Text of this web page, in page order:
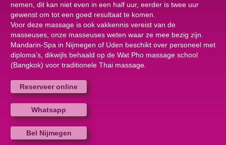
nemen, dit kan niet even in een half uur, eerder is twee uur
gewenst om tot een goed resultaat te komen.
Voor deze massage is ook vakkennis vereist van de
masseuses, onze masseuses weten waar ze mee bezig zijn.
Mandarin-Spa in Nijmegen of Uden beschikt over personeel met
diploma’s, dikwijls behaald op de Wat Pho massage school
(Bangkok) voor traditionele Thai massage.
Reserveer online
Whatsapp
Bel Nijmegen